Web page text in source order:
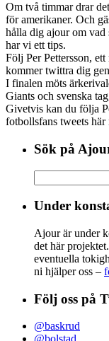
Om två timmar drar
för amerikaner. Och
hålla dig ajour om vad
har vi ett tips.
Följ Per Pettersson,
kommer twittra dig
I finalen möts
Giants och svenska
Givetvis kan du följa
fotbollsfans tweets här
Sök på
efter:
Under
Ajour är under
det här
eventuella
ni hjälper oss –
Följ oss på
@baskrud